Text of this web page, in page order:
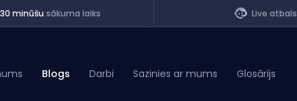
minūšu sākuma laiks Live
Blogs Darbi Sazinies ar mums Glosārijs